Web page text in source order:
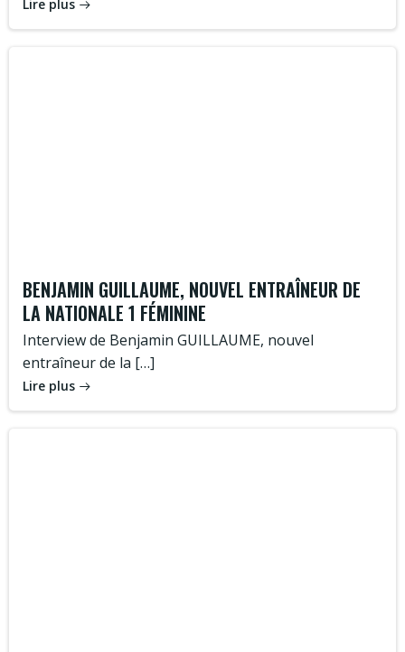
Lire plus
BENJAMIN GUILLAUME, NOUVEL ENTRAÎNEUR DE
LA NATIONALE 1 FÉMININE
Interview de Benjamin GUILLAUME, nouvel
entraîneur de la […]
Lire plus